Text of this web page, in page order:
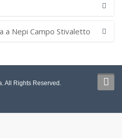
a Nepi Campo Stivaletto
All Rights Reserved.